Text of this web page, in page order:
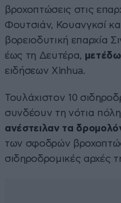
βροχοπτώσεις στις
Φουτσιάν, Κουανγκσί
βορειοδυτική επαρχία
έως τη Δευτέρα,
ειδήσεων Xinhua.
Τουλάχιστον 10
συνδέουν τη νότια
ανέστειλαν τα
των σφοδρών
σιδηροδρομικές αρχές